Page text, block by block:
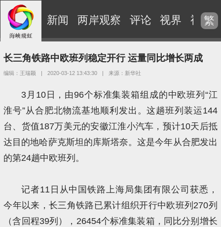
新闻 两岸观察 评论 视界 视频
繁
长三角铁路中欧班列稳定开行 运量同比增长两成
编辑：王瑞颖 | 2020-03-12 13:43:30 | 来源：新华社
3月10日，由96个标准集装箱组成的中欧班列“江
淮号”从合肥北物流基地顺利发出。这趟班列装运144
台、货值187万美元的安徽江淮小汽车，预计10天后抵
达目的地哈萨克斯坦的库斯塔奈。这是今年从合肥发出
的第24趟中欧班列。
记者11日从中国铁路上海局集团有限公司获悉，
今年以来，长三角铁路已累计组织开行中欧班列270列
（含回程39列），26454个标准集装箱，同比分别增长